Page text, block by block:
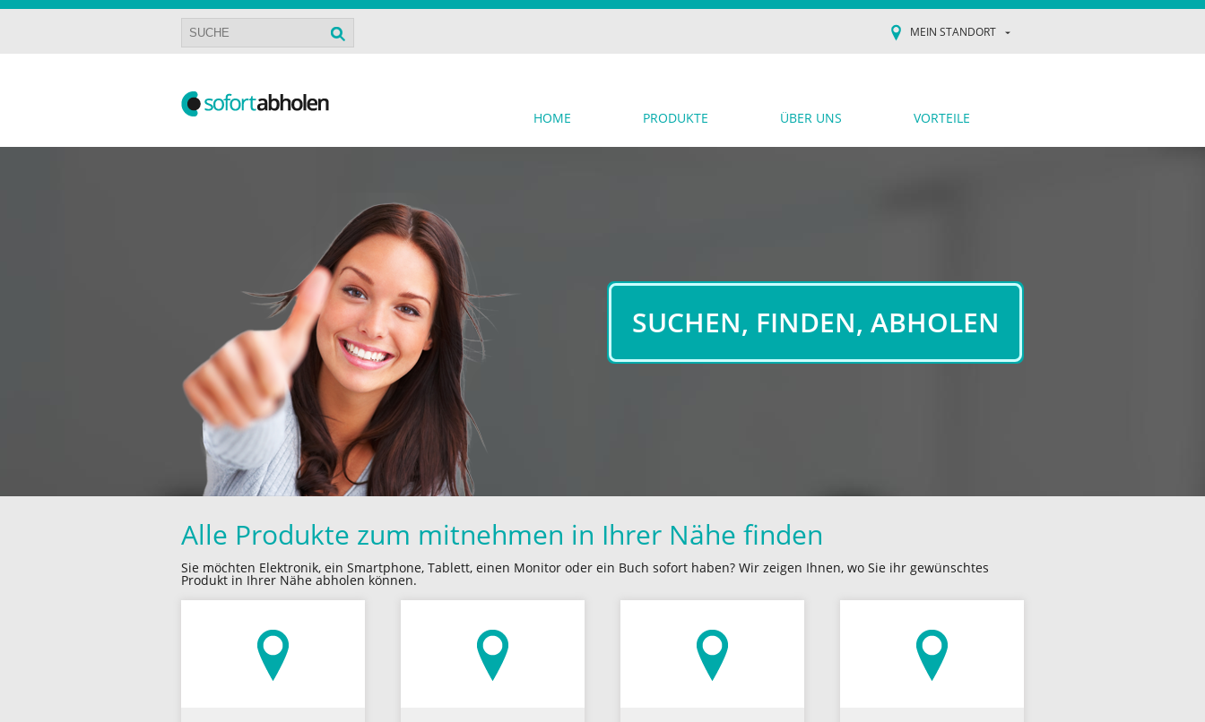
MEIN STANDORT
HOME PRODUKTE ÜBER UNS VORTEILE
SUCHEN, FINDEN, ABHOLEN
Alle Produkte zum mitnehmen in Ihrer Nähe finden
Sie möchten Elektronik, ein Smartphone, Tablett, einen Monitor oder ein Buch sofort haben? Wir zeigen Ihnen, wo Sie ihr gewünschtes
Produkt in Ihrer Nähe abholen können.